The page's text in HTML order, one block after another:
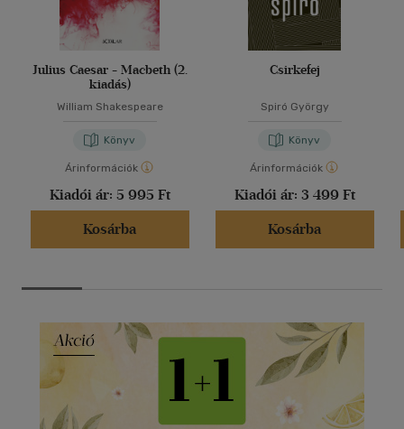
Julius Caesar - Macbeth (2.
kiadás)
William Shakespeare
Könyv
Árinformációk
Kiadói ár: 5 995 Ft
Kosárba
Csirkefej
Spiró György
Könyv
Árinformációk
Kiadói ár: 3 499 Ft
Kosárba